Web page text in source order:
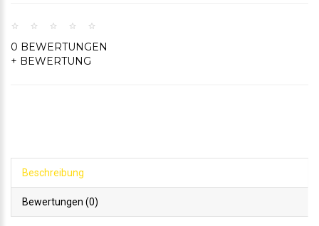
0 BEWERTUNGEN
+ BEWERTUNG
Beschreibung
Bewertungen (0)